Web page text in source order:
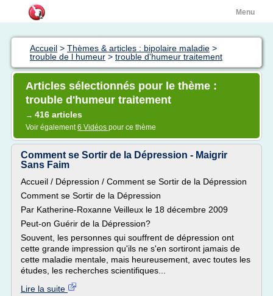
Menu
Accueil > Thèmes & articles : bipolaire maladie >
trouble de l humeur > trouble d'humeur traitement
Articles sélectionnés pour le thème :
trouble d'humeur traitement
→ 416 articles
Voir également6 Vidéos pour ce thème
Comment se Sortir de la Dépression - Maigrir
Sans Faim
Accueil / Dépression / Comment se Sortir de la Dépression
Comment se Sortir de la Dépression
Par Katherine-Roxanne Veilleux le 18 décembre 2009
Peut-on Guérir de la Dépression?
Souvent, les personnes qui souffrent de dépression ont
cette grande impression qu'ils ne s'en sortiront jamais de
cette maladie mentale, mais heureusement, avec toutes les
études, les recherches scientifiques...
Lire la suite